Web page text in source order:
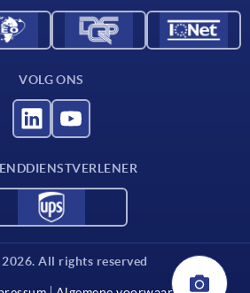
VOLG ONS
All rights reserved